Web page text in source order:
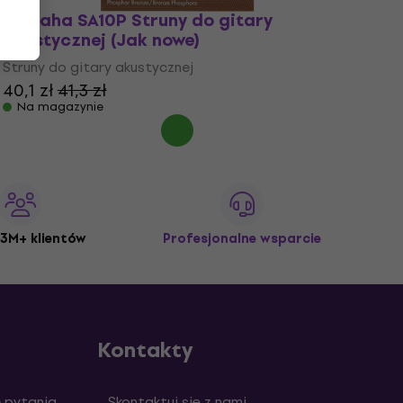
Yamaha SA10P Struny do gitary
akustycznej (Jak nowe)
Struny do gitary akustycznej
40,1 zł41,3 zł
Na magazynie
klientów Profesjonalne wsparcie
Kontakty